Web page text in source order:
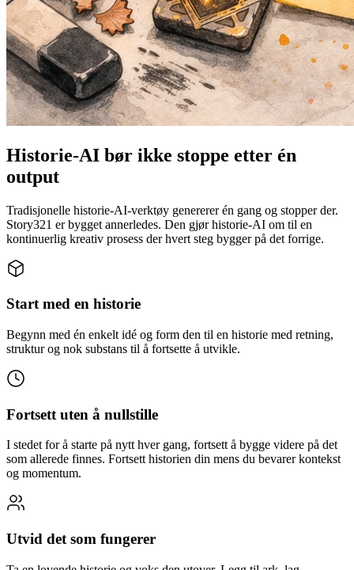
Historie-AI bør ikke stoppe etter én
output
Tradisjonelle historie-AI-verktøy genererer én gang og stopper der.
Story321 er bygget annerledes. Den gjør historie-AI om til en
kontinuerlig kreativ prosess der hvert steg bygger på det forrige.
Start med en historie
Begynn med én enkelt idé og form den til en historie med retning,
struktur og nok substans til å fortsette å utvikle.
Fortsett uten å nullstille
I stedet for å starte på nytt hver gang, fortsett å bygge videre på det
som allerede finnes. Fortsett historien din mens du bevarer kontekst
og momentum.
Utvid det som fungerer